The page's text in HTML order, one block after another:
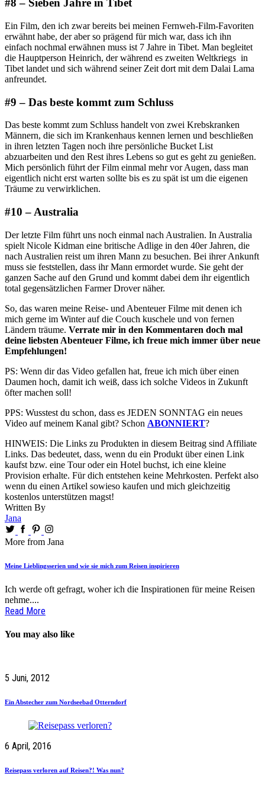
#8 – Sieben Jahre in Tibet
Ein Film, den ich zwar bereits bei meinen Fernweh-Film-Favoriten
erwähnt habe, der aber so prägend für mich war, dass ich ihn
einfach nochmal erwähnen muss ist 7 Jahre in Tibet. Man begleitet
die Hauptperson Heinrich, der während es zweiten Weltkriegs in
Tibet landet und sich während seiner Zeit dort mit dem Dalai Lama
anfreundet.
#9 – Das beste kommt zum Schluss
Das beste kommt zum Schluss handelt von zwei Krebskranken
Männern, die sich im Krankenhaus kennen lernen und beschließen
in ihren letzten Tagen noch ihre persönliche Bucket List
abzuarbeiten und den Rest ihres Lebens so gut es geht zu genießen.
Mich persönlich führt der Film einmal mehr vor Augen, dass man
eigentlich nicht erst warten sollte bis es zu spät ist um die eigenen
Träume zu verwirklichen.
#10 – Australia
Der letzte Film führt uns noch einmal nach Australien. In Australia
spielt Nicole Kidman eine britische Adlige in den 40er Jahren, die
nach Australien reist um ihren Mann zu besuchen. Bei ihrer Ankunft
muss sie feststellen, dass ihr Mann ermordet wurde. Sie geht der
ganzen Sache auf den Grund und kommt dabei dem ihr eigentlich
total gegensätzlichen Farmer Drover näher.
So, das waren meine Reise- und Abenteuer Filme mit denen ich
mich gerne im Winter auf die Couch kuschele und von fernen
Ländern träume. Verrate mir in den Kommentaren doch mal
deine liebsten Abenteuer Filme, ich freue mich immer über neue
Empfehlungen!
PS: Wenn dir das Video gefallen hat, freue ich mich über einen
Daumen hoch, damit ich weiß, dass ich solche Videos in Zukunft
öfter machen soll!
PPS: Wusstest du schon, dass es JEDEN SONNTAG ein neues
Video auf meinem Kanal gibt? Schon ABONNIERT?
HINWEIS: Die Links zu Produkten in diesem Beitrag sind Affiliate
Links. Das bedeutet, dass, wenn du ein Produkt über einen Link
kaufst bzw. eine Tour oder ein Hotel buchst, ich eine kleine
Provision erhalte. Für dich entstehen keine Mehrkosten. Perfekt also
wenn du einen Artikel sowieso kaufen und mich gleichzeitig
kostenlos unterstützen magst!
Written By
Jana
More from Jana
Meine Lieblingsserien und wie sie mich zum Reisen inspirieren
Ich werde oft gefragt, woher ich die Inspirationen für meine Reisen
nehme....
Read More
You may also like
5 Juni, 2012
Ein Abstecher zum Nordseebad Otterndorf
6 April, 2016
Reisepass verloren auf Reisen?! Was nun?